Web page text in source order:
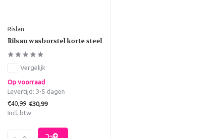
Rislan
Rilsan wasborstel korte steel
Vergelijk
Op voorraad
Levertijd: 3-5 dagen
€40,99 €30,99
Incl. btw